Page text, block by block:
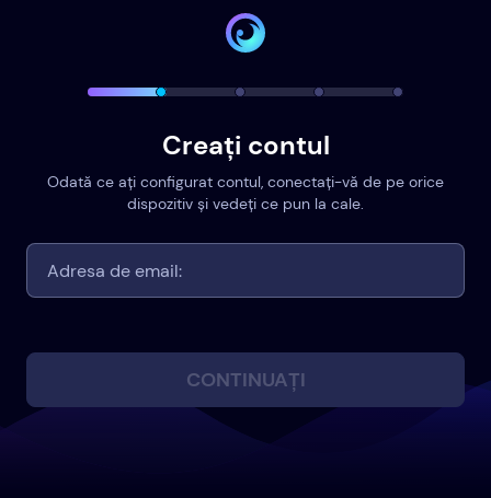
Creați contul
Odată ce ați configurat contul, conectați-vă de pe orice
dispozitiv și vedeți ce pun la cale.
CONTINUAȚI